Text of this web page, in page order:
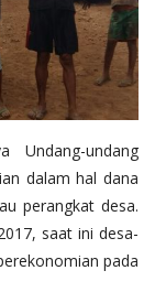
Undang-undang
dalam hal dana
perangkat desa.
saat ini desa-
pada